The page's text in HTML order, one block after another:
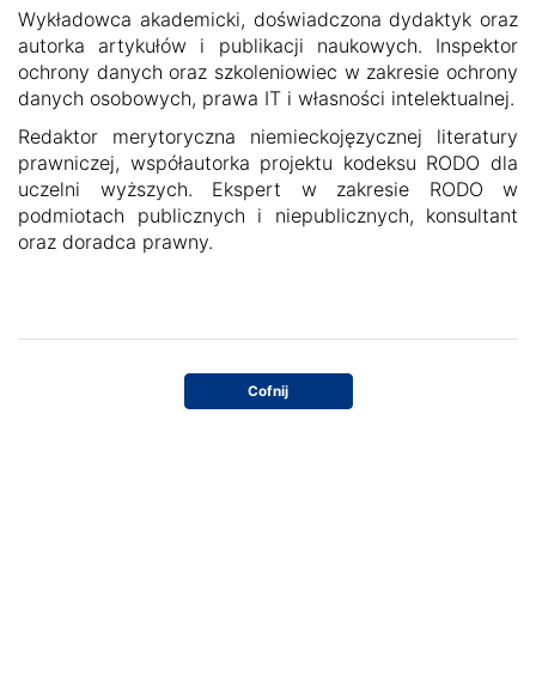
Wykładowca akademicki, doświadczona dydaktyk oraz
autorka artykułów i publikacji naukowych. Inspektor
ochrony danych oraz szkoleniowiec w zakresie ochrony
danych osobowych, prawa IT i własności intelektualnej.
Redaktor merytoryczna niemieckojęzycznej literatury
prawniczej, współautorka projektu kodeksu RODO dla
uczelni wyższych. Ekspert w zakresie RODO w
podmiotach publicznych i niepublicznych, konsultant
oraz doradca prawny.